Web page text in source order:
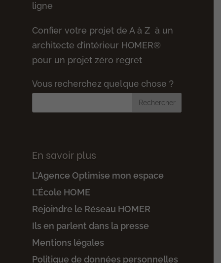
ligne
Confier votre projet de A à Z à un
architecte d’intérieur HOMER®
pour un projet zéro regret
Vous recherchez quelque chose ?
En savoir plus
L’Agence Optimise mon espace
L’École HOME
Rejoindre le Réseau HOMER
Ils en parlent dans la presse
Mentions légales
Politique de données personnelles